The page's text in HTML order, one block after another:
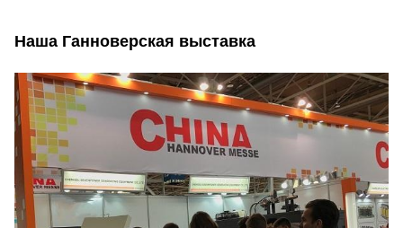
Наша Ганноверская выставка